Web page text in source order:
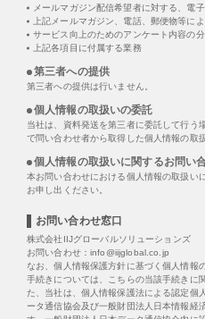
メールマガジン配信希望者に対する、電
上記メールマガジン、電話、郵便物等に
サービス向上のためのアンケート内容の
上記各項目に付属する業務
第三者への提供
第三者への提供は行いません。
個人情報の取扱いの委託
当社は、資料発送を第三者に委託して行う
で問い合わせ者から取得した個人情報の取
個人情報の取扱いに関するお問い
本お問い合わせにおける個人情報の取扱い
お申し出ください。
お問い合わせ窓口
株式会社IIJグローバルソリューションズ
お問い合わせ：info@iijglobal.co.jp
なお、個人情報保護方針に基づく個人情報
手続きについては、こちらの当該手続きに
た、当社は、個人情報保護法による認定個
ータ通信協会及び一般財団法人日本情報経